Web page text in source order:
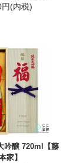
(内税)
吟醸 720ml【藤
家】